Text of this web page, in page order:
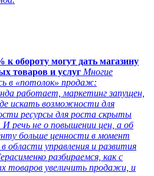
к обороту могут дать магазину
товаров и услуг Многие
в «потолок» продаж:
работает, маркетинг запущен,
искать возможности для
ресурсы для роста скрыты
И речь не о повышении цен, а об
больше ценности в момент
области управления и развития
разбираемся, как с
товаров увеличить продажи, и